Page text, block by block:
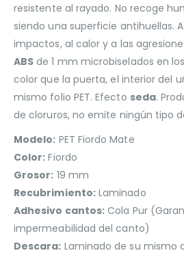
resistente al rayado. No recoge
siendo una superficie antihuellas.
impactos, al calor y a las
ABS de 1 mm microbiselados en
color que la puerta, el interior del
mismo folio PET. Efecto seda.
de cloruros, no emite ningún tipo
Modelo: PET Fiordo Mate
Color: Fiordo
Grosor: 19 mm
Recubrimiento:Laminado
Adhesivo cantos: Cola Pur
impermeabilidad del canto)
Descara: Laminado de su mismo